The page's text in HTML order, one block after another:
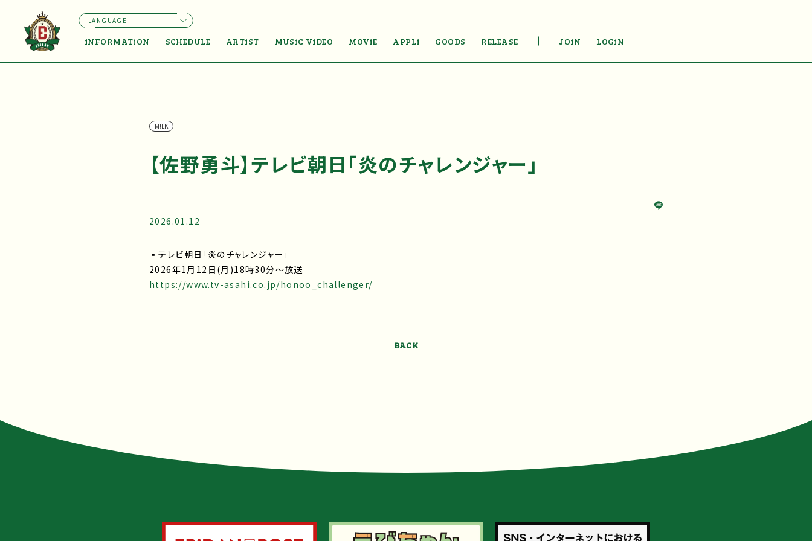
iNFORMATiON SCHEDULE ARTiST MUSiC ViDEO MOViE APPLi GOODS RELEASE JOiN LOGiN
LANGUAGE
M!LK
【佐野勇斗】テレビ朝日「炎のチャレンジャー」
2026.01.12
▪テレビ朝日「炎のチャレンジャー」
2026年1月12日(月)18時30分～放送
https://www.tv-asahi.co.jp/honoo_challenger/
BACK